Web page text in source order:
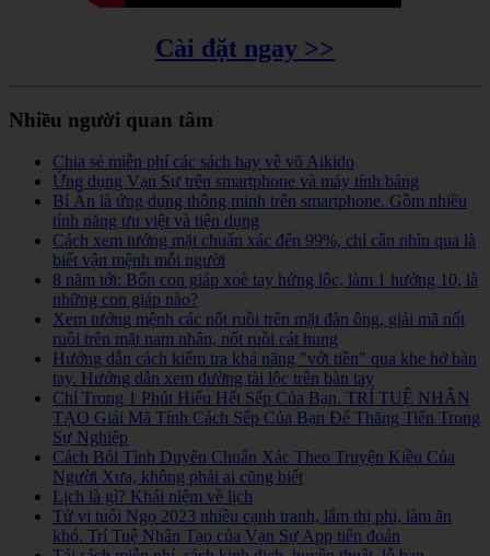
Cài đặt ngay >>
Nhiều người quan tâm
Chia sẻ miễn phí các sách hay về võ Aikido
Ứng dụng Vạn Sự trên smartphone và máy tính bảng
Bí Ẩn là ứng dụng thông minh trên smartphone. Gồm nhiều
tính năng ưu việt và tiện dụng
Cách xem tướng mặt chuẩn xác đến 99%, chỉ cần nhìn qua là
biết vận mệnh mỗi người
8 năm tới: Bốn con giáp xoè tay hứng lộc, làm 1 hưởng 10, là
những con giáp nào?
Xem tướng mệnh các nốt ruồi trên mặt đàn ông, giải mã nốt
ruồi trên mặt nam nhân, nốt ruồi cát hung
Hướng dẫn cách kiểm tra khả năng "vớt tiền" qua khe hở bàn
tay. Hướng dẫn xem đường tài lộc trên bàn tay
Chỉ Trong 1 Phút Hiểu Hết Sếp Của Bạn. TRÍ TUỆ NHÂN
TẠO Giải Mã Tính Cách Sếp Của Bạn Để Thăng Tiến Trong
Sự Nghiệp
Cách Bói Tình Duyên Chuẩn Xác Theo Truyện Kiều Của
Người Xưa, không phải ai cũng biết
Lịch là gì? Khái niệm về lịch
Tử vi tuổi Ngọ 2023 nhiều cạnh tranh, lắm thị phi, làm ăn
khó. Trí Tuệ Nhân Tạo của Vạn Sự App tiên đoán